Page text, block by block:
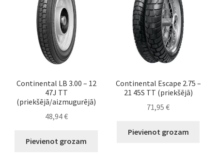
Continental LB 3.00 – 12
47J TT
(priekšējā/aizmugurējā)
48,94€
Pievienot grozam
Continental Escape 2.75 –
21 45S TT (priekšējā)
71,95€
Pievienot grozam